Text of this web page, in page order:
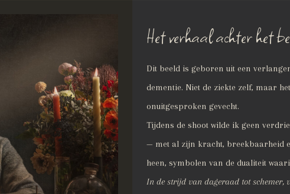
Het verhaal achter het
Dit beeld is geboren uit een
dementie. Niet de ziekte zelf, maar
onuitgesproken gevecht.
Tijdens de shoot wilde ik geen
— met al zijn kracht, breekbaarheid
heen, symbolen van de dualiteit
In de strijd van dageraad tot schemer,